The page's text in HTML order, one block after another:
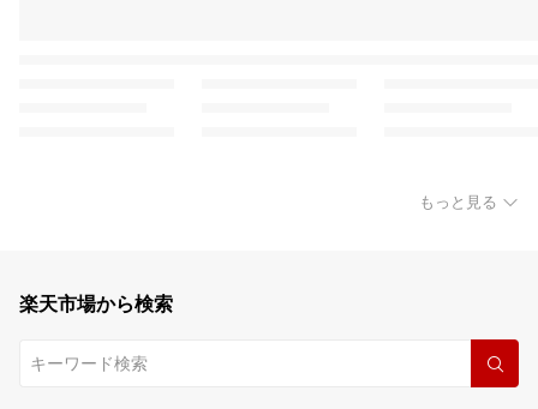
もっと見る
楽天市場から検索